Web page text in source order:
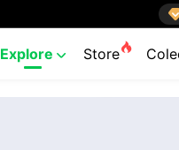
Explore  Store